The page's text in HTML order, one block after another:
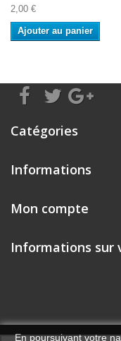
2,00 €
Ajouter au panier
Catégories
Informations
Mon compte
Informations sur
En poursuivant votre